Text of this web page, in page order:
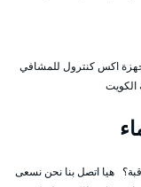
اكس كنترول للمشافي
الكويت
هيا اتصل بنا نحن نسعى